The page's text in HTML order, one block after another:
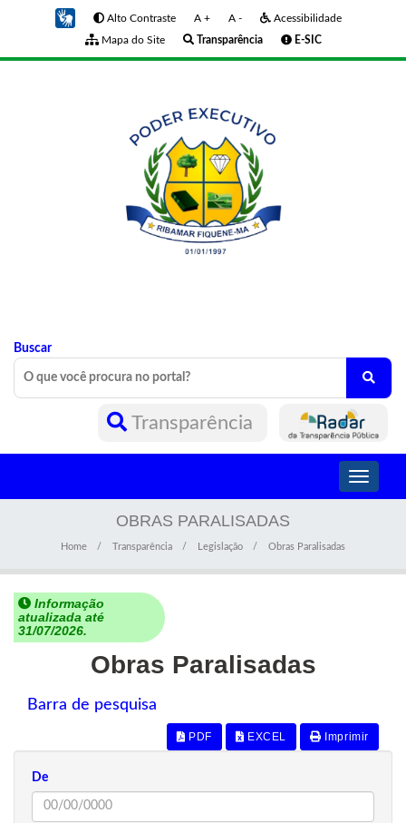
Alto Contraste A + A -
Acessibilidade
Mapa do Site
Transparência E-SIC
Buscar
Transparência
Toggle
OBRAS PARALISADAS
Home Transparência Legislação Obras Paralisadas
Informação
atualizada até
31/07/2026.
Obras Paralisadas
Barra de pesquisa
PDF EXCEL Imprimir
De